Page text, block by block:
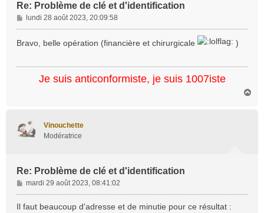
Re: Problème de clé et d'identification
M
e
lundi 28 août 2023, 20:09:58
Bravo, belle opération (financière et chirurgicale )
Je suis anticonformiste, je suis 1007iste
Vinouchette
Modératrice
Re: Problème de clé et d'identification
M
e
s
mardi 29 août 2023, 08:41:02
Il faut beaucoup d'adresse et de minutie pour ce résultat :